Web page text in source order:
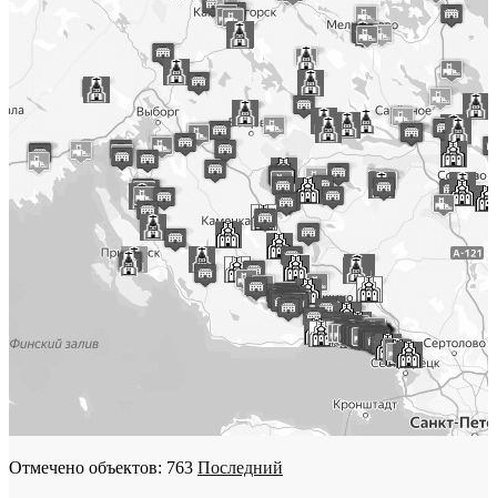
Отмечено объектов: 763 Последний